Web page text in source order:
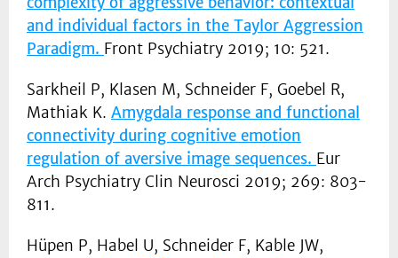
and individual factors in the Taylor Aggression
Paradigm. Front Psychiatry 2019; 10: 521.
Sarkheil P, Klasen M, Schneider F, Goebel R,
Mathiak K. Amygdala response and functional
connectivity during cognitive emotion
regulation of aversive image sequences. Eur
Arch Psychiatry Clin Neurosci 2019; 269: 803-
811.
Hüpen P, Habel U, Schneider F, Kable JW,